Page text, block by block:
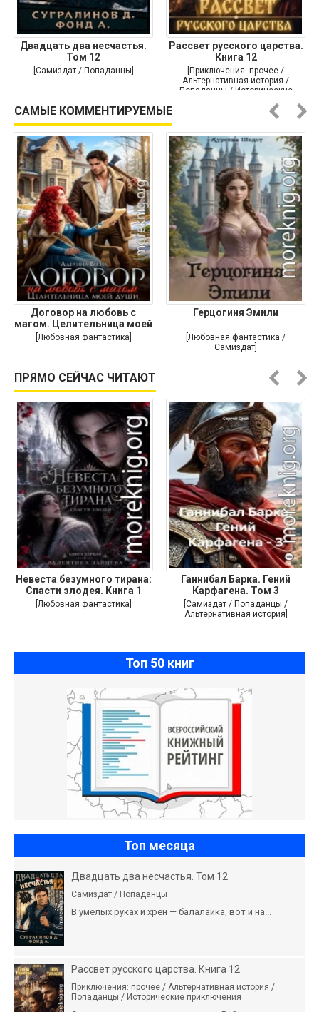
Двадцать два несчастья.
Том 12
[Самиздат / Попаданцы]
Рассвет русского царства.
Книга 12
[Приключения: прочее /
Альтернативная история /
Попаданцы / Исторические
САМЫЕ КОММЕНТИРУЕМЫЕ
Договор на любовь с
магом. Целительница моей
души
[Любовная фантастика]
Герцогиня Эмили
[Любовная фантастика /
Самиздат]
ПРЯМО СЕЙЧАС ЧИТАЮТ
Невеста безумного тирана:
Спасти злодея. Книга 1
[Любовная фантастика]
Ганнибал Барка. Гений
Карфагена. Том 3
[Самиздат / Попаданцы /
Альтернативная история]
Топ 50 книг
Топ месяца
Двадцать два несчастья. Том 12
Самиздат / Попаданцы
В умелых руках и хрен — балалайка, вот и на...
Рассвет русского царства. Книга 12
Приключения: прочее / Альтернативная история /
Попаданцы / Исторические приключения